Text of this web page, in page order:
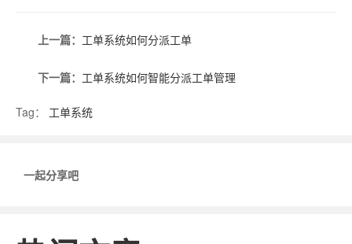
上一篇： 工单系统如何分派工单
下一篇： 工单系统如何智能分派工单管理
Tag： 工单系统
一起分享吧